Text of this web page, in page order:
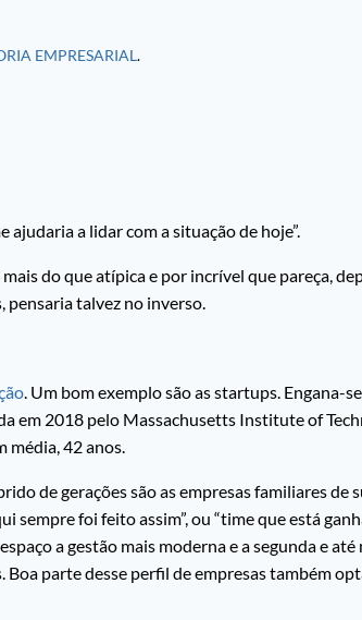
EMPRESARIAL.
ajudaria a lidar com a situação de hoje”.
do que atípica e por incrível que pareça,
pensaria talvez no inverso.
. Um bom exemplo são as startups. Engana-
em 2018 pelo Massachusetts Institute of
média, 42 anos.
de gerações são as empresas familiares de
sempre foi feito assim”, ou “time que está
a gestão mais moderna e a segunda e
Boa parte desse perfil de empresas também